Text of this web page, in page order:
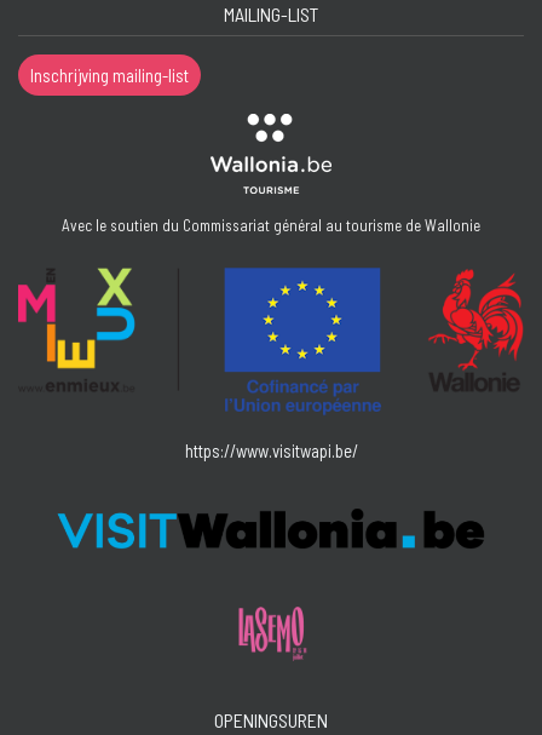
MAILING-LIST
Inschrijving mailing-list
Avec le soutien du Commissariat général au tourisme de Wallonie
https://www.visitwapi.be/
OPENINGSUREN